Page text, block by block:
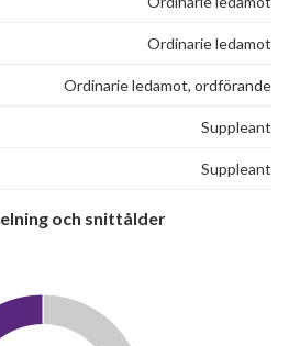
Ordinarie ledamot
Ordinarie ledamot, ordförande
Suppleant
Suppleant
och snittålder